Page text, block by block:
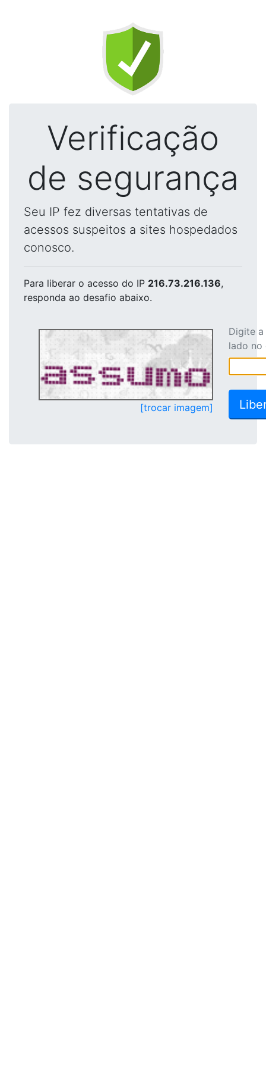
Verificação
de segurança
Seu IP fez diversas tentativas de
acessos suspeitos a sites hospedados
conosco.
Para liberar o acesso do IP 216.73.216.136,
responda ao desafio abaixo.
[trocar imagem]
Digite
lado no